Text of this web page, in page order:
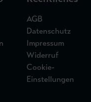
AGB
Datenschutz
Impressum
Widerruf
Cookie-
Einstellungen